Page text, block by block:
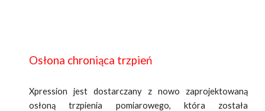
Osłona chroniąca trzpień
Xpression jest dostarczany z nowo zaprojektowaną
osłoną trzpienia pomiarowego, która została